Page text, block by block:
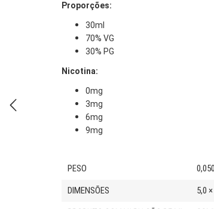
Proporções:
30ml
70% VG
30% PG
Nicotina:
0mg
3mg
6mg
9mg
PESO
DIMENSÕES 5,0